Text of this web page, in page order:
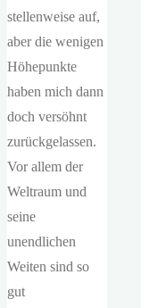
stellenweise auf,
aber die wenigen
Höhepunkte
haben mich dann
doch versöhnt
zurückgelassen.
Vor allem der
Weltraum und
seine
unendlichen
Weiten sind so
gut